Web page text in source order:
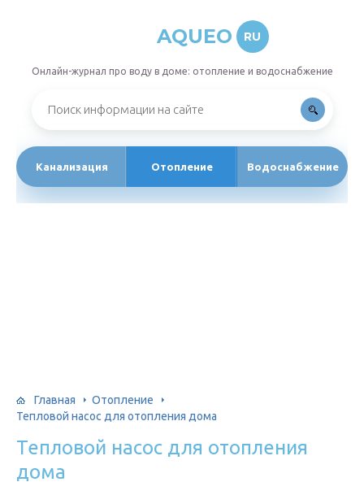
AQUEO RU
Онлайн-журнал про воду в доме: отопление и водоснабжение
Канализация Отопление Водоснабжение
Главная
Отопление
Тепловой насос для отопления дома
Тепловой насос для отопления
дома